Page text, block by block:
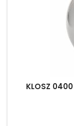
KLOSZ